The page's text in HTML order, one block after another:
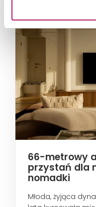
66-metrowy
przystań dla
nomadki
Młoda, żyjąca